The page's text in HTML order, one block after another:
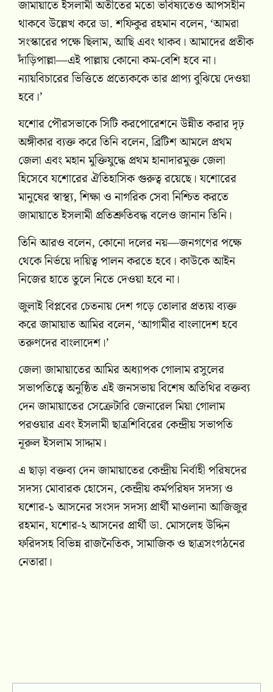
জামায়াতে ইসলামী অতীতের মতো ভবিষ্যতেও আপসহীন
থাকবে উল্লেখ করে ডা. শফিকুর রহমান বলেন, ‘আমরা
সংস্কারের পক্ষে ছিলাম, আছি এবং থাকব। আমাদের প্রতীক
দাঁড়িপাল্লা—এই পাল্লায় কোনো কম-বেশি হবে না।
ন্যায়বিচারের ভিত্তিতে প্রত্যেককে তার প্রাপ্য বুঝিয়ে দেওয়া
হবে।’
যশোর পৌরসভাকে সিটি করপোরেশনে উন্নীত করার দৃঢ়
অঙ্গীকার ব্যক্ত করে তিনি বলেন, ব্রিটিশ আমলে প্রথম
জেলা এবং মহান মুক্তিযুদ্ধে প্রথম হানাদারমুক্ত জেলা
হিসেবে যশোরের ঐতিহাসিক গুরুত্ব রয়েছে। যশোরের
মানুষের স্বাস্থ্য, শিক্ষা ও নাগরিক সেবা নিশ্চিত করতে
জামায়াতে ইসলামী প্রতিশ্রুতিবদ্ধ বলেও জানান তিনি।
তিনি আরও বলেন, কোনো দলের নয়—জনগণের পক্ষে
থেকে নির্ভয়ে দায়িত্ব পালন করতে হবে। কাউকে আইন
নিজের হাতে তুলে নিতে দেওয়া হবে না।
জুলাই বিপ্লবের চেতনায় দেশ গড়ে তোলার প্রত্যয় ব্যক্ত
করে জামায়াত আমির বলেন, ‘আগামীর বাংলাদেশ হবে
তরুণদের বাংলাদেশ।’
জেলা জামায়াতের আমির অধ্যাপক গোলাম রসুলের
সভাপতিত্বে অনুষ্ঠিত এই জনসভায় বিশেষ অতিথির বক্তব্য
দেন জামায়াতের সেক্রেটারি জেনারেল মিয়া গোলাম
পরওয়ার এবং ইসলামী ছাত্রশিবিরের কেন্দ্রীয় সভাপতি
নূরুল ইসলাম সাদ্দাম।
এ ছাড়া বক্তব্য দেন জামায়াতের কেন্দ্রীয় নির্বাহী পরিষদের
সদস্য মোবারক হোসেন, কেন্দ্রীয় কর্মপরিষদ সদস্য ও
যশোর-১ আসনের সংসদ সদস্য প্রার্থী মাওলানা আজিজুর
রহমান, যশোর-২ আসনের প্রার্থী ডা. মোসলেহ উদ্দিন
ফরিদসহ বিভিন্ন রাজনৈতিক, সামাজিক ও ছাত্রসংগঠনের
নেতারা।